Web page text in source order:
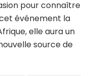
pour connaître
événement la
elle aura un
source de